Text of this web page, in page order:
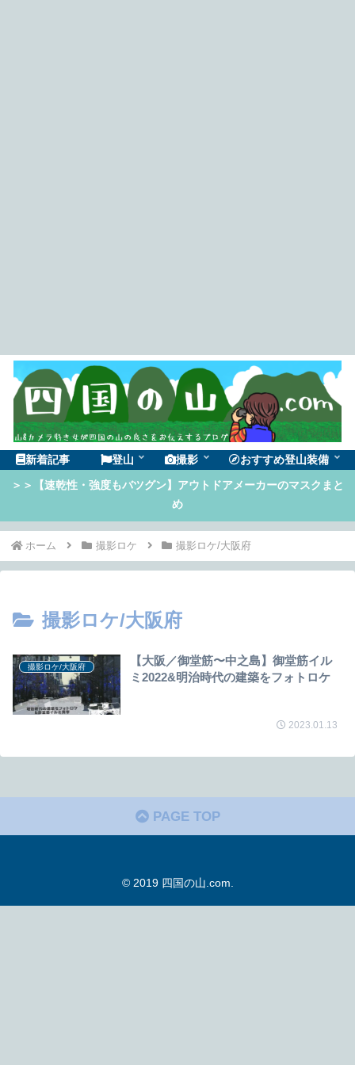
新着記事 登山 撮影 おすすめ登山装備
＞＞【速乾性・強度もバツグン】アウトドアメーカーのマスクまと
め
ホーム 撮影ロケ 撮影ロケ/大阪府
撮影ロケ/大阪府
撮影ロケ/大阪府
【大阪／御堂筋〜中之島】御堂筋イル
ミ2022&明治時代の建築をフォトロケ
2023.01.13
PAGE TOP
© 2019 四国の山.com.